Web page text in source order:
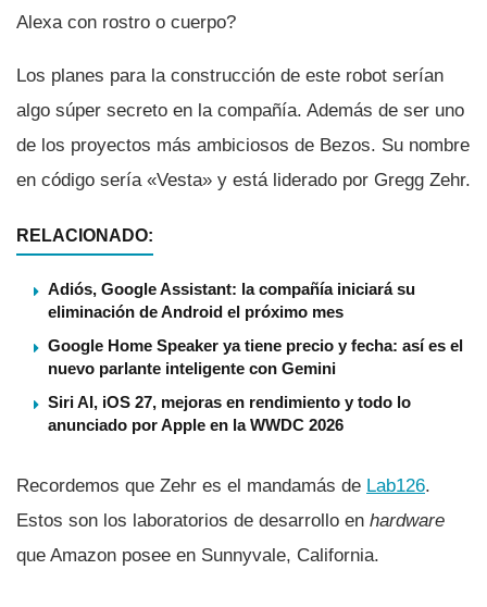
Alexa con rostro o cuerpo?
Los planes para la construcción de este robot serí­an
algo súper secreto en la compañí­a. Además de ser uno
de los proyectos más ambiciosos de Bezos. Su nombre
en código serí­a «Vesta» y está liderado por Gregg Zehr.
RELACIONADO:
Adiós, Google Assistant: la compañía iniciará su
eliminación de Android el próximo mes
Google Home Speaker ya tiene precio y fecha: así es el
nuevo parlante inteligente con Gemini
Siri AI, iOS 27, mejoras en rendimiento y todo lo
anunciado por Apple en la WWDC 2026
Recordemos que Zehr es el mandamás de Lab126.
Estos son los laboratorios de desarrollo en hardware
que Amazon posee en Sunnyvale, California.